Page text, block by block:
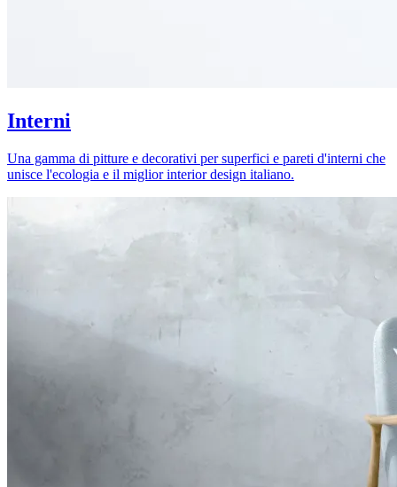
Interni
Una gamma di pitture e decorativi per superfici e pareti d'interni che
unisce l'ecologia e il miglior interior design italiano.